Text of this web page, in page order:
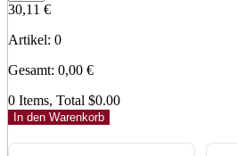
30,11 €
Artikel: 0
Gesamt: 0,00 €
0 Items, Total $0.00
In den Warenkorb